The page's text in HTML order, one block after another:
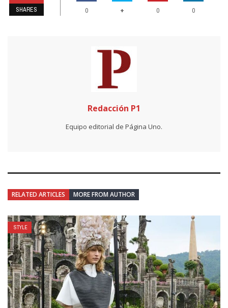
SHARES 0 + 0 0
Redacción P1
Equipo editorial de Página Uno.
RELATED ARTICLES MORE FROM AUTHOR
STYLE